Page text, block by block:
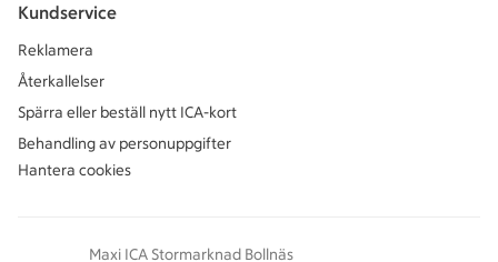
Kundservice
Reklamera
Återkallelser
Spärra eller beställ nytt ICA-kort
Behandling av personuppgifter
Hantera cookies
Maxi ICA Stormarknad Bollnäs